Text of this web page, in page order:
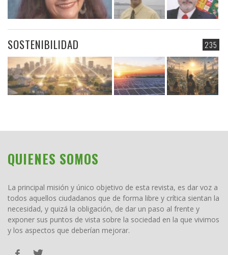
235
SOSTENIBILIDAD
QUIENES SOMOS
La principal misión y único objetivo de esta revista, es dar voz a
todos aquellos ciudadanos que de forma libre y crítica sientan la
necesidad, y quizá la obligación, de dar un paso al frente y
exponer sus puntos de vista sobre la sociedad en la que vivimos
y los aspectos que deberían mejorar.